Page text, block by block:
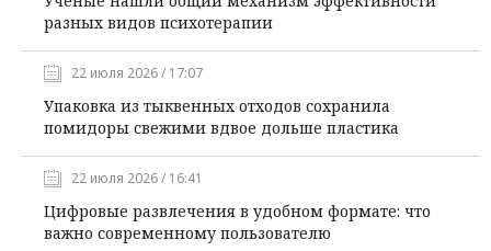
разных видов психотерапии
22 июля 2026 / 17:07
Упаковка из тыквенных отходов сохранила
помидоры свежими вдвое дольше пластика
22 июля 2026 / 16:41
Цифровые развлечения в удобном формате: что
важно современному пользователю